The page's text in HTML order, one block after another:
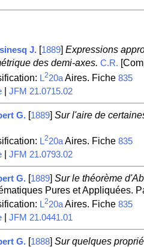
J. [1889] Expressions
des demi-axes. C.R.
L220aAires. Fiche 835
| JFM 21.0715.02
G. [1889] Sur l'aire de
L220aAires. Fiche 835
| JFM 21.0793.02
G. [1889] Sur le théorème
Pures et Appliquées.
L220aAires. Fiche 835
| JFM 21.0441.01
G. [1888] Sur quelques